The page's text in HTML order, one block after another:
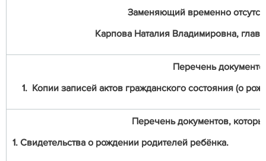
Заменяющий временно
Карпова Наталия Владимировна,
Перечень
1. Копии записей актов гражданского состояния (о
Перечень документов,
1. Свидетельства о рождении родителей ребёнка.